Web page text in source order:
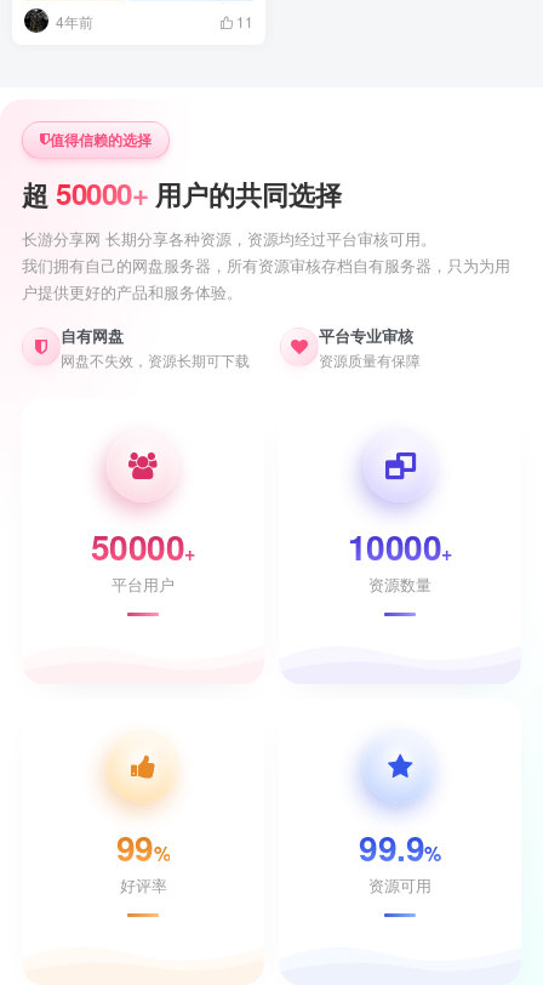
4年前 11
值得信赖的选择
超50000+ 用户的共同选择
长游分享网 长期分享各种资源，资源均经过平台审核可用。
我们拥有自己的网盘服务器，所有资源审核存档自有服务器，只为为用
户提供更好的产品和服务体验。
自有网盘
网盘不失效，资源长期可下载
平台专业审核
资源质量有保障
50000+
平台用户
10000+
资源数量
99%
好评率
99.9%
资源可用